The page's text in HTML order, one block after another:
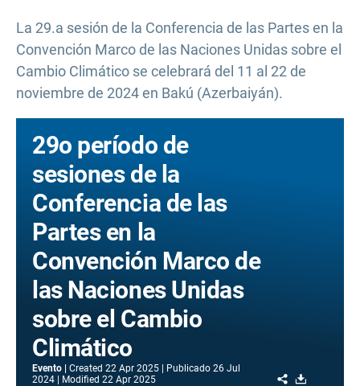
La 29.a sesión de la Conferencia de las Partes en la
Convención Marco de las Naciones Unidas sobre el
Cambio Climático se celebrará del 11 al 22 de
noviembre de 2024 en Bakú (Azerbaiyán).
29o período de
sesiones de la
Conferencia de las
Partes en la
Convención Marco de
las Naciones Unidas
sobre el Cambio
Climático
Evento Created 22 Apr 2025 Publicado 26 Jul
2024
Modified 22 Apr 2025 Share